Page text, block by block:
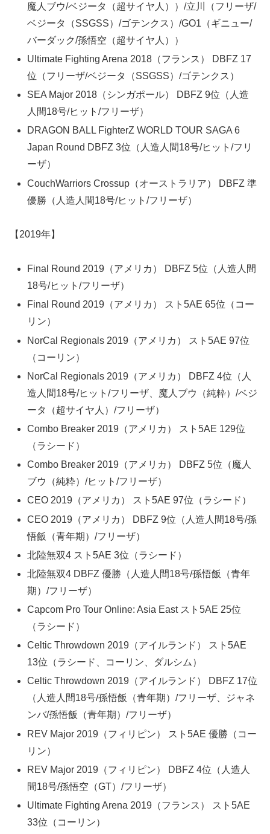
魔人ブウ/ベジータ（超サイヤ人））/立川（フリーザ/
ベジータ（SSGSS）/ゴテンクス）/GO1（ギニュー/
バーダック/孫悟空（超サイヤ人））
Ultimate Fighting Arena 2018（フランス） DBFZ 17
位（フリーザ/ベジータ（SSGSS）/ゴテンクス）
SEA Major 2018（シンガポール） DBFZ 9位（人造
人間18号/ヒット/フリーザ）
DRAGON BALL FighterZ WORLD TOUR SAGA 6
Japan Round DBFZ 3位（人造人間18号/ヒット/フリ
ーザ）
CouchWarriors Crossup（オーストラリア） DBFZ 準
優勝（人造人間18号/ヒット/フリーザ）
【2019年】
Final Round 2019（アメリカ） DBFZ 5位（人造人間
18号/ヒット/フリーザ）
Final Round 2019（アメリカ） スト5AE 65位（コー
リン）
NorCal Regionals 2019（アメリカ） スト5AE 97位
（コーリン）
NorCal Regionals 2019（アメリカ） DBFZ 4位（人
造人間18号/ヒット/フリーザ、魔人ブウ（純粋）/ベジ
ータ（超サイヤ人）/フリーザ）
Combo Breaker 2019（アメリカ） スト5AE 129位
（ラシード）
Combo Breaker 2019（アメリカ） DBFZ 5位（魔人
ブウ（純粋）/ヒット/フリーザ）
CEO 2019（アメリカ） スト5AE 97位（ラシード）
CEO 2019（アメリカ） DBFZ 9位（人造人間18号/孫
悟飯（青年期）/フリーザ）
北陸無双4 スト5AE 3位（ラシード）
北陸無双4 DBFZ 優勝（人造人間18号/孫悟飯（青年
期）/フリーザ）
Capcom Pro Tour Online: Asia East スト5AE 25位
（ラシード）
Celtic Throwdown 2019（アイルランド） スト5AE
13位（ラシード、コーリン、ダルシム）
Celtic Throwdown 2019（アイルランド） DBFZ 17位
（人造人間18号/孫悟飯（青年期）/フリーザ、ジャネ
ンバ/孫悟飯（青年期）/フリーザ）
REV Major 2019（フィリピン） スト5AE 優勝（コー
リン）
REV Major 2019（フィリピン） DBFZ 4位（人造人
間18号/孫悟空（GT）/フリーザ）
Ultimate Fighting Arena 2019（フランス） スト5AE
33位（コーリン）